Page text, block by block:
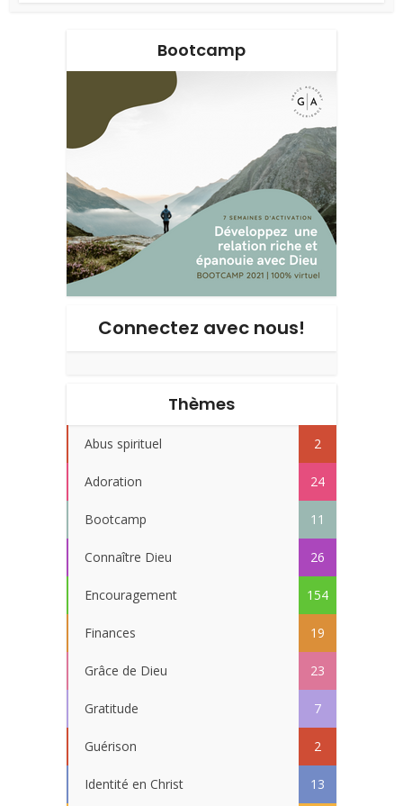
Bootcamp
Connectez avec nous!
Thèmes
Abus spirituel 2
Adoration 24
Bootcamp 11
Connaître Dieu 26
Encouragement 154
Finances 19
Grâce de Dieu 23
Gratitude 7
Guérison 2
Identité en Christ 13